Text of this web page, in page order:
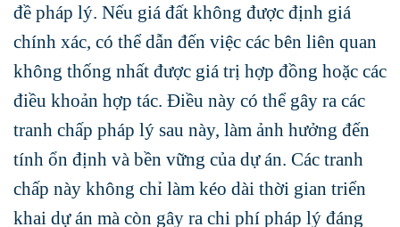
đề pháp lý. Nếu giá đất không được định giá
chính xác, có thể dẫn đến việc các bên liên quan
không thống nhất được giá trị hợp đồng hoặc các
điều khoản hợp tác. Điều này có thể gây ra các
tranh chấp pháp lý sau này, làm ảnh hưởng đến
tính ổn định và bền vững của dự án. Các tranh
chấp này không chỉ làm kéo dài thời gian triển
khai dự án mà còn gây ra chi phí pháp lý đáng